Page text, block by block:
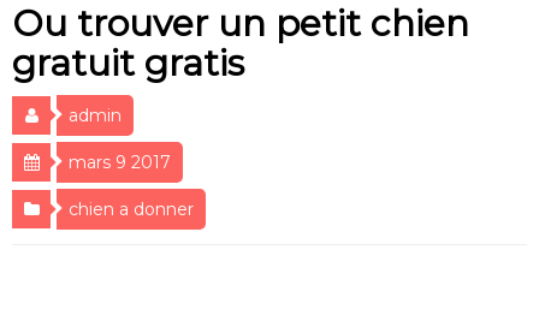
Ou trouver un petit chien
gratuit gratis
admin
mars 9 2017
chien a donner